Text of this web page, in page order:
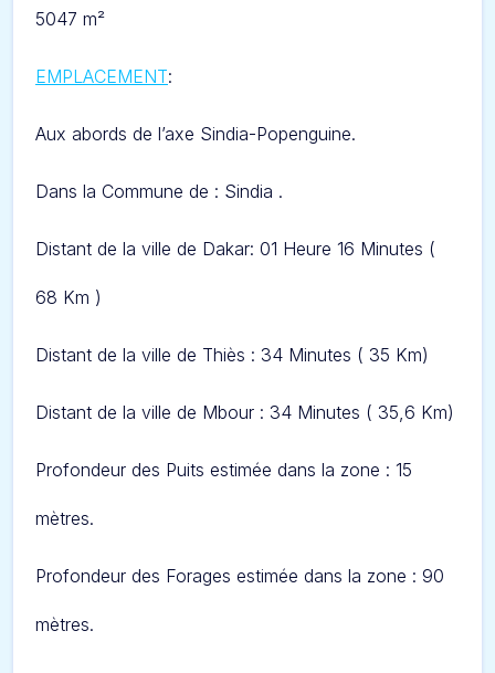
5047 m²
EMPLACEMENT:
Aux abords de l’axe Sindia-Popenguine.
Dans la Commune de : Sindia .
Distant de la ville de Dakar: 01 Heure 16 Minutes (
68 Km )
Distant de la ville de Thiès : 34 Minutes ( 35 Km)
Distant de la ville de Mbour : 34 Minutes ( 35,6 Km)
Profondeur des Puits estimée dans la zone : 15
mètres.
Profondeur des Forages estimée dans la zone : 90
mètres.